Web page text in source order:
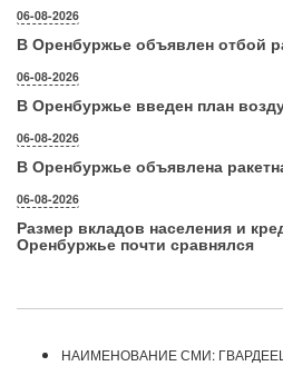
06-08-2026
В Оренбуржье объявлен отбой
06-08-2026
В Оренбуржье введен план
06-08-2026
В Оренбуржье объявлена
06-08-2026
Размер вкладов населения и
Оренбуржье почти сравнялся
НАИМЕНОВАНИЕ СМИ: